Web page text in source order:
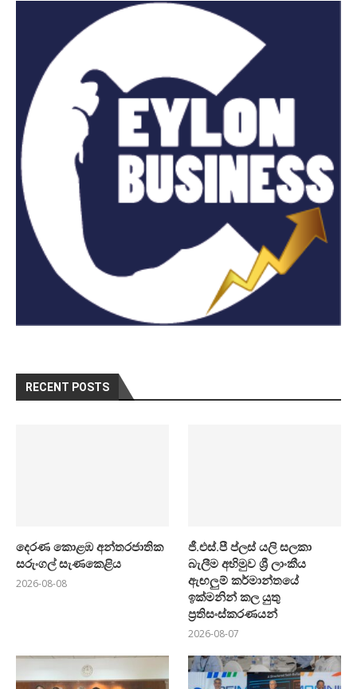
RECENT POSTS
දෙරණ කොළඹ අන්තරජාතික
සරුංගල් සැණකෙළිය
2026-08-08
ජී.එස්.පී ප්ලස් යලි සලකා
බැලීම අභිමුව ශ්‍රී ලාංකීය
ඇඟලුම් කර්මාන්තයේ
ඉක්මනින් කල යුතු
ප්‍රතිසංස්කරණයන්
2026-08-07